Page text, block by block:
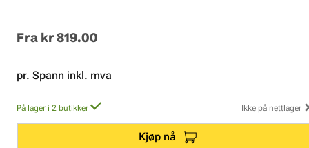
Fra kr 819.00
pr. Spann inkl. mva
På lager i 2 butikker Ikke på nettlager
Kjøp nå